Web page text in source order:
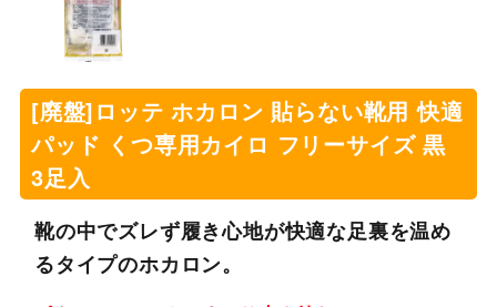
[廃盤]ロッテ ホカロン 貼らない靴用 快適
パッド くつ専用カイロ フリーサイズ 黒
3足入
靴の中でズレず履き心地が快適な足裏を温め
るタイプのホカロン。